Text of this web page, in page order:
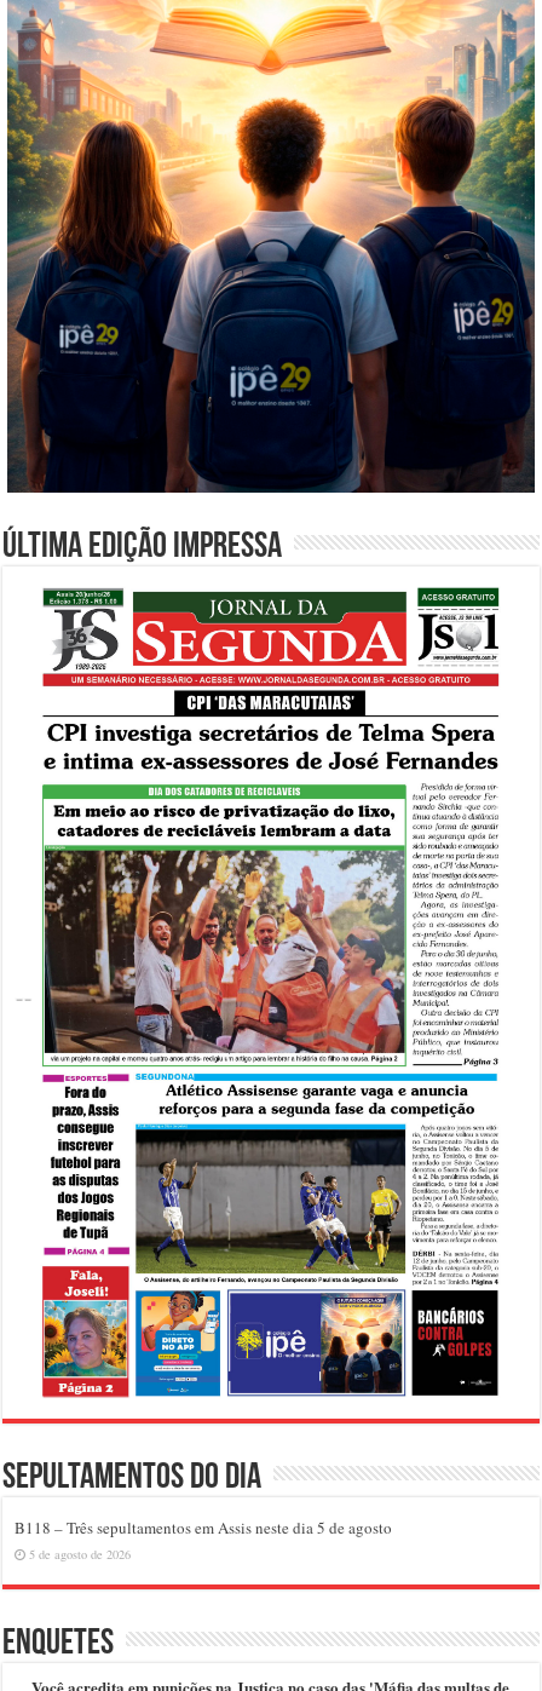
Última edição impressa
Sepultamentos do dia
B118 – Três sepultamentos em Assis neste dia 5 de agosto
5 de agosto de 2026
Enquetes
Você acredita em punições na Justiça no caso das 'Máfia das multas de